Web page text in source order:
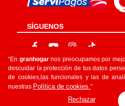
“En granhogarnos preocupamos por
descuidar la protección de tus datos
de cookies,las funcionales y las de
nuestras Política de cookies.”
Rechazar
SÍGUENOS